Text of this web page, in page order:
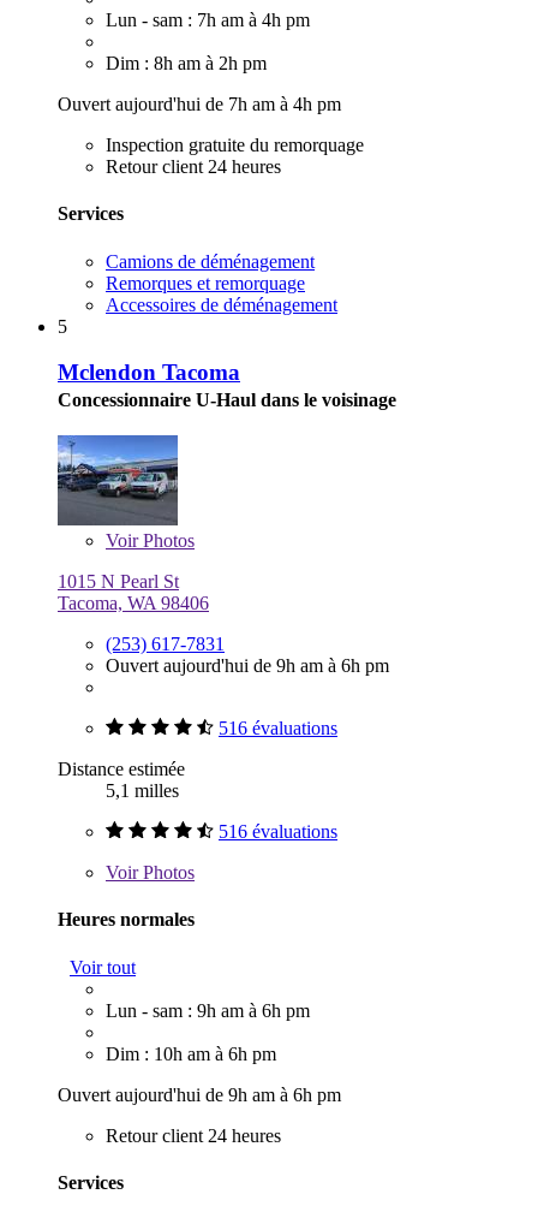
Lun - sam : 7h am à 4h pm
Dim : 8h am à 2h pm
Ouvert aujourd'hui de 7h am à 4h pm
Inspection gratuite du remorquage
Retour client 24 heures
Services
Camions de déménagement
Remorques et remorquage
Accessoires de déménagement
5
Mclendon Tacoma
Concessionnaire U-Haul dans le voisinage
VoirPhotos
1015 N Pearl St
Tacoma, WA 98406
(253) 617-7831
Ouvert aujourd'hui de 9h am à 6h pm
516 évaluations
Distance estimée
5,1 milles
516 évaluations
VoirPhotos
Heures normales
Voir tout
Lun - sam : 9h am à 6h pm
Dim : 10h am à 6h pm
Ouvert aujourd'hui de 9h am à 6h pm
Retour client 24 heures
Services